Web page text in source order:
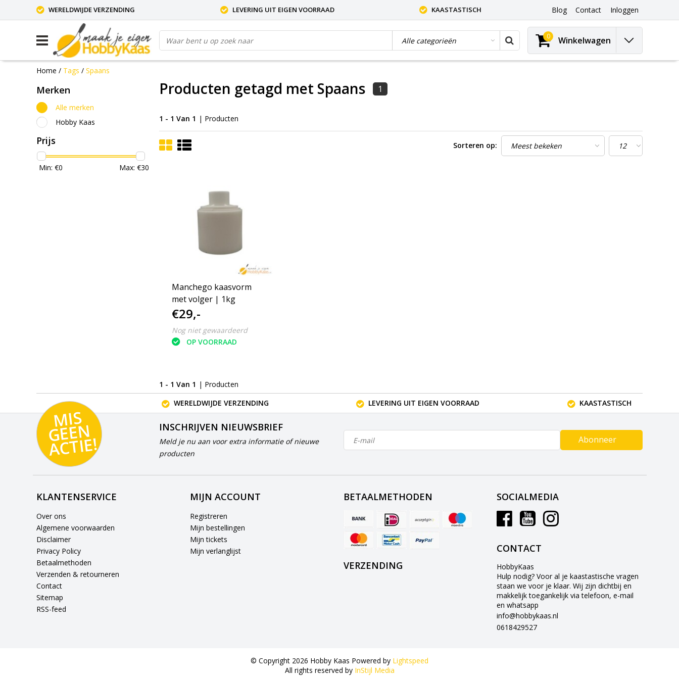
WERELDWIJDE VERZENDING LEVERING UIT EIGEN VOORRAAD KAASTASTISCH Blog Contact Inloggen
0 Winkelwagen
Home / Tags / Spaans
Merken
Alle merken
Hobby Kaas
Prijs
Min: €0 Max: €30
Producten getagd met Spaans 1
1 - 1 Van 1 | Producten
Sorteren op:
Manchego kaasvorm
met volger | 1kg
€29,-
Nog niet gewaardeerd
OP VOORRAAD
1 - 1 Van 1 | Producten
WERELDWIJDE VERZENDING
LEVERING UIT EIGEN VOORRAAD KAASTASTISCH
MI
S
G
E
E
N
A
C
TI
E!
INSCHRIJVEN NIEUWSBRIEF
Meld je nu aan voor extra informatie of nieuwe
producten
Abonneer
KLANTENSERVICE
Over ons
Algemene voorwaarden
Disclaimer
Privacy Policy
Betaalmethoden
Verzenden & retourneren
Contact
Sitemap
RSS-feed
MIJN ACCOUNT
Registreren
Mijn bestellingen
Mijn tickets
Mijn verlanglijst
BETAALMETHODEN
VERZENDING
SOCIALMEDIA
CONTACT
HobbyKaas
Hulp nodig? Voor al je kaastastische vragen
staan we voor je klaar. Wij zijn dichtbij en
makkelijk toegankelijk via telefoon, e-mail
en whatsapp
info@hobbykaas.nl
0618429527
© Copyright 2026 Hobby Kaas Powered by Lightspeed
All rights reserved by InStijl Media